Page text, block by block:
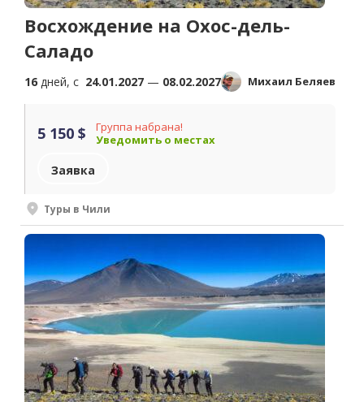
Восхождение на Охос-дель-
Саладо
16 дней, c 24.01.2027 — 08.02.2027 Михаил Беляев
5 150 $
Группа набрана!
Уведомить о местах
Заявка
Туры в Чили